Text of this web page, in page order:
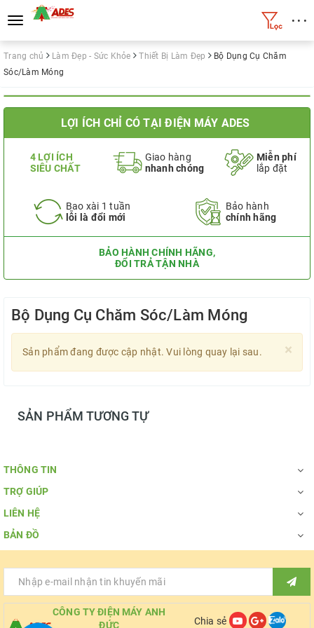
Toggle
navigation
• • •
Trang chủ Làm Đẹp - Sức Khỏe Thiết Bị Làm Đẹp
Bộ Dụng Cụ Chăm
Sóc/Làm Móng
LỢI ÍCH CHỈ CÓ TẠI ĐIỆN MÁY ADES
4 LỢI ÍCH
SIÊU CHẤT
Giao hàng
nhanh chóng
Miễn phí
lắp đặt
Bao xài 1 tuần
lỗi là đổi mới
Bảo hành
chính hãng
BẢO HÀNH CHÍNH HÃNG,
ĐỔI TRẢ TẬN NHÀ
Bộ Dụng Cụ Chăm Sóc/Làm Móng
×
Sản phẩm đang được cập nhật. Vui lòng quay lại sau.
SẢN PHẨM TƯƠNG TỰ
THÔNG TIN
TRỢ GIÚP
LIÊN HỆ
BẢN ĐỒ
CÔNG TY ĐIỆN MÁY ANH
ĐỨC
Chia sẻ